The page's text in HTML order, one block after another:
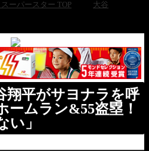
ーパースター TOP
大谷
翔平がサヨナラを呼
ームラン&55盗塁！
い」